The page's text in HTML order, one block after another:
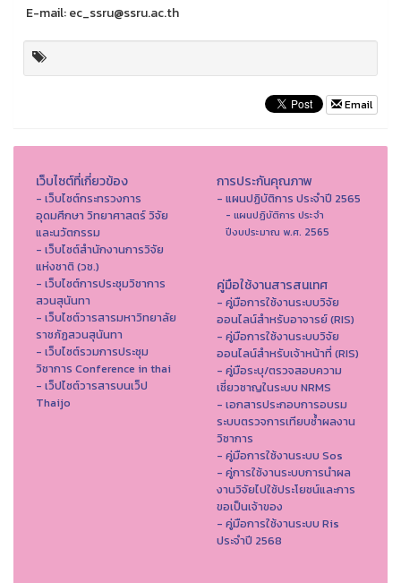
E-mail: ec_ssru@ssru.ac.th
Email
เว็บไซต์ที่เกี่ยวข้อง
- เว็บไซต์กระทรวงการ
อุดมศึกษา วิทยาศาสตร์ วิจัย
และนวัตกรรม
- เว็บไซต์สำนักงานการวิจัย
แห่งชาติ (วช.)
- เว็บไซต์การประชุมวิชาการ
สวนสุนันทา
- เว็บไซต์วารสารมหาวิทยาลัย
ราชภัฏสวนสุนันทา
- เว็บไซต์รวมการประชุม
วิชาการ Conference in thai
- เว็ปไซต์วารสารบนเว็ป
Thaijo
การประกันคุณภาพ
- แผนปฏิบัติการ ประจำปี 2565
- แผนปฏิบัติการ ประจำ
ปีงบประมาณ พ.ศ. 2565
คู่มือใช้งานสารสนเทศ
- คู่มือการใช้งานระบบวิจัย
ออนไลน์สำหรับอาจารย์ (RIS)
- คู่มือการใช้งานระบบวิจัย
ออนไลน์สำหรับเจ้าหน้าที่ (RIS)
- คู่มือระบุ/ตรวจสอบความ
เชี่ยวชาญในระบบ NRMS
- เอกสารประกอบการอบรม
ระบบตรวจการเทียบซ้ำผลงาน
วิชาการ
- คู่มือการใช้งานระบบ Sos
- คู่การใช้งานระบบการนำผล
งานวิจัยไปใช้ประโยชน์และการ
ขอเป็นเจ้าของ
- คู่มือการใช้งานระบบ Ris
ประจำปี 2568